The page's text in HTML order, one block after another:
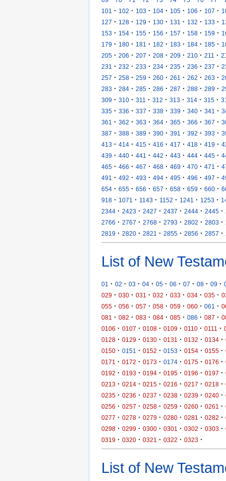
101
· 102 · 103 · 104 · 105 · 106 · 107 ·
127 · 128 · 129 · 130 · 131 · 132 · 133 ·
153 · 154 · 155 · 156 · 157 · 158 · 159 ·
179 · 180 · 181 · 182 · 183 · 184 · 185 ·
205 · 206 · 207 · 208 · 209 · 210 · 211 ·
231
· 232 · 233 · 234 · 235 · 236 · 237 ·
257 · 258 · 259 · 260 · 261 · 262 · 263 ·
283 · 284 · 285 · 286 · 287 · 288 · 289 ·
309 · 310 · 311 · 312 · 313 · 314 · 315 ·
335 · 336 · 337 · 338 · 339 · 340 · 341 ·
361
· 362 · 363 · 364 · 365 · 366 · 367 ·
387 · 388 · 389 · 390 · 391 · 392 · 393 ·
413 · 414 · 415 · 416 · 417 · 418 · 419 ·
439 · 440 · 441 · 442 · 443 · 444 · 445 ·
465 · 466 · 467 · 468 · 469 · 470 · 471 ·
491
· 492 · 493 · 494 · 495 · 496 · 497 ·
654 · 655 · 656 · 657 · 658 · 659 · 660 ·
918 · 1071 · 1143 · 1152 · 1241 · 1253 ·
2344 · 2423 · 2427 · 2437 · 2444 · 2445 ·
2766 · 2767 · 2768 · 2793 · 2802 · 2803 ·
2819 · 2820 · 2821 · 2855 · 2856 · 2857 ·
List of New
01 · 02 · 03 · 04 · 05 · 06 · 07 · 08 · 09 ·
029 · 030 · 031 · 032 · 033 · 034 · 035 ·
055 · 056 · 057 · 058 · 059 · 060 · 061 ·
081
· 082 · 083 · 084 · 085 · 086 · 087 ·
0106 · 0107 · 0108 · 0109 · 0110 · 0111 ·
0128 · 0129 · 0130 · 0131 · 0132 · 0134 ·
0150 · 0151 · 0152 · 0153 · 0154 · 0155 ·
0171
· 0172 · 0173 · 0174 · 0175 · 0176 ·
0192 · 0193 · 0194 · 0195 · 0196 · 0197 ·
0213 · 0214 · 0215 · 0216 · 0217 · 0218 ·
0235 · 0236 · 0237 · 0238 · 0239 · 0240 ·
0256 · 0257 · 0258 · 0259 · 0260 · 0261 ·
0277 · 0278 · 0279 · 0280 · 0281 · 0282 ·
0298 · 0299 · 0300 · 0301 · 0302 · 0303 ·
0319 · 0320 · 0321 · 0322 · 0323 ·
List of New